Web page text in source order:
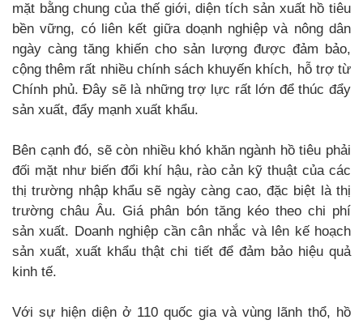
mặt bằng chung của thế giới, diện tích sản xuất hồ tiêu
bền vững, có liên kết giữa doạnh nghiệp và nông dân
ngày càng tăng khiến cho sản lượng được đảm bảo,
cộng thêm rất nhiều chính sách khuyến khích, hỗ trợ từ
Chính phủ. Đây sẽ là những trợ lực rất lớn để thúc đẩy
sản xuất, đẩy mạnh xuất khẩu.
Bên cạnh đó, sẽ còn nhiều khó khăn ngành hồ tiêu phải
đối mặt như biến đổi khí hậu, rào cản kỹ thuật của các
thị trường nhập khẩu sẽ ngày càng cao, đặc biệt là thị
trường châu Âu. Giá phân bón tăng kéo theo chi phí
sản xuất. Doanh nghiệp cần cân nhắc và lên kế hoạch
sản xuất, xuất khẩu thật chi tiết để đảm bảo hiệu quả
kinh tế.
Với sự hiện diện ở 110 quốc gia và vùng lãnh thổ, hồ